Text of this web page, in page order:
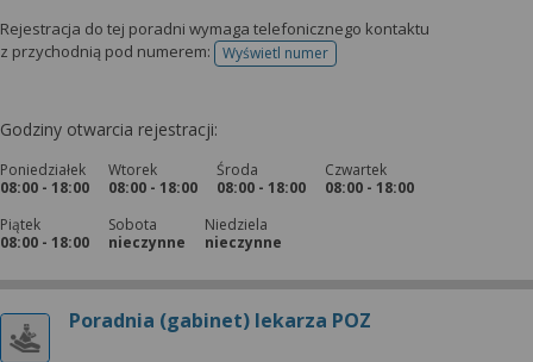
Rejestracja do tej poradni wymaga telefonicznego kontaktu
z przychodnią pod numerem:
Wyświetl numertelefonu do rejestracji
Godziny otwarcia rejestracji:
Poniedziałek
08:00 - 18:00
Wtorek
08:00 - 18:00
Środa
08:00 - 18:00
Czwartek
08:00 - 18:00
Piątek
08:00 - 18:00
Sobota
nieczynne
Niedziela
nieczynne
Poradnia (gabinet) lekarza POZ